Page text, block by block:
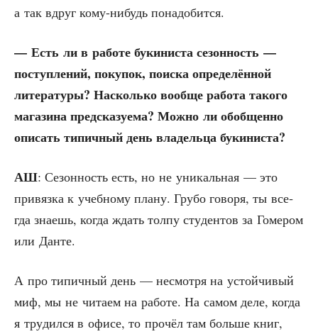
а так вдруг кому-нибудь понадобится.
— Есть ли в рабо­те буки­ни­ста сезон­ность —
поступ­ле­ний, поку­пок, поис­ка опре­де­лён­ной
лите­ра­ту­ры? Насколь­ко вооб­ще рабо­та тако­го
мага­зи­на пред­ска­зу­е­ма? Мож­но ли обоб­щен­но
опи­сать типич­ный день вла­дель­ца букиниста?
АШ: Сезон­ность есть, но не уни­каль­ная — это
при­вяз­ка к учеб­но­му пла­ну. Гру­бо гово­ря, ты все­
гда зна­ешь, когда ждать тол­пу сту­ден­тов за Гоме­ром
или Данте.
А про типич­ный день — несмот­ря на устой­чи­вый
миф, мы не чита­ем на рабо­те. На самом деле, когда
я тру­дил­ся в офи­се, то про­чёл там боль­ше книг,